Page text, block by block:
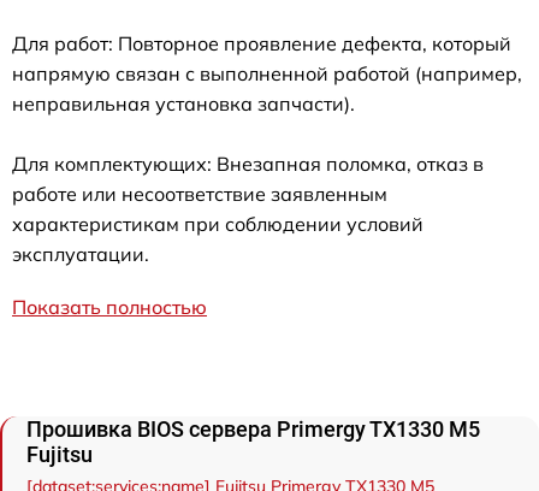
Для работ: Повторное проявление дефекта, который
напрямую связан с выполненной работой (например,
неправильная установка запчасти).
Для комплектующих: Внезапная поломка, отказ в
работе или несоответствие заявленным
характеристикам при соблюдении условий
эксплуатации.
Показать полностью
Прошивка BIOS сервера Primergy TX1330 M5
Fujitsu
[dataset:services:name] Fujitsu Primergy TX1330 M5